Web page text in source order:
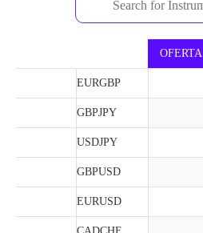
OFERTA
EURGBP
GBPJPY
USDJPY
GBPUSD
EURUSD